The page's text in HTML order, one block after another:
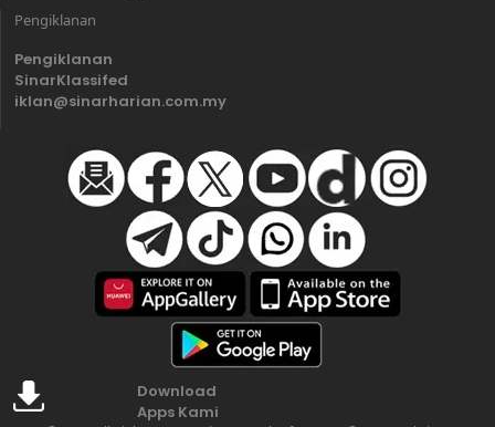
Pengiklanan
Pengiklanan
SinarKlassifed
iklan@sinarharian.com.my
Download
Apps Kami